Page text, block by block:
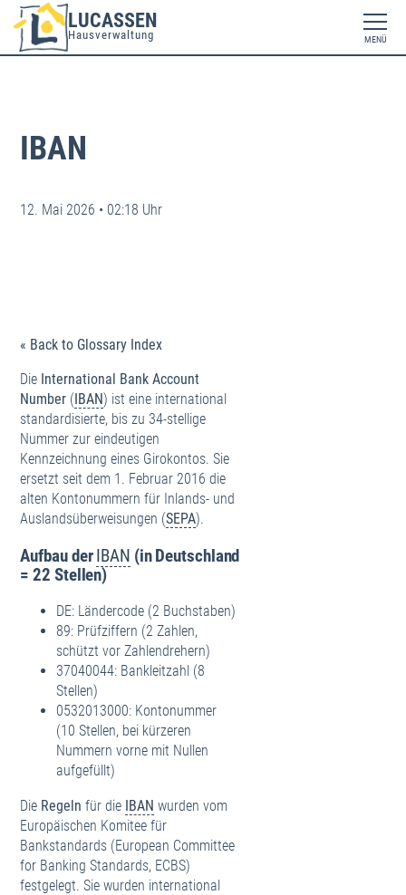
LUCASSEN
Hausverwaltung MENÜ
IBAN
12. Mai 2026 • 02:18 Uhr
« Back to Glossary Index
Die International Bank Account
Number ( IBAN) ist eine international
standardisierte, bis zu 34-stellige
Nummer zur eindeutigen
Kennzeichnung eines Girokontos. Sie
ersetzt seit dem 1. Februar 2016 die
alten Kontonummern für Inlands- und
Auslandsüberweisungen (SEPA).
Aufbau derIBAN (in Deutschland
= 22 Stellen)
DE: Ländercode (2 Buchstaben)
89: Prüfziffern (2 Zahlen,
schützt vor Zahlendrehern)
37040044: Bankleitzahl (8
Stellen)
0532013000: Kontonummer
(10 Stellen, bei kürzeren
Nummern vorne mit Nullen
aufgefüllt)
Die Regeln für die IBAN wurden vom
Europäischen Komitee für
Bankstandards (European Committee
for Banking Standards, ECBS)
festgelegt. Sie wurden international